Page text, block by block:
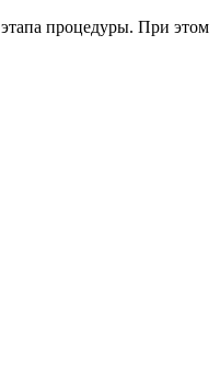
процедуры. При этом